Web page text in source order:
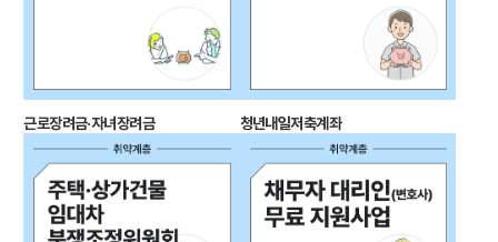
근로장려금·자녀장려금 청년내일저축계좌